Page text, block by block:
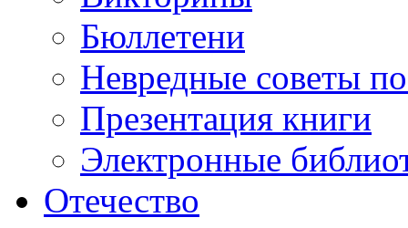
Бюллетени
Невредные советы
Презентация книги
Электронные
Отечество